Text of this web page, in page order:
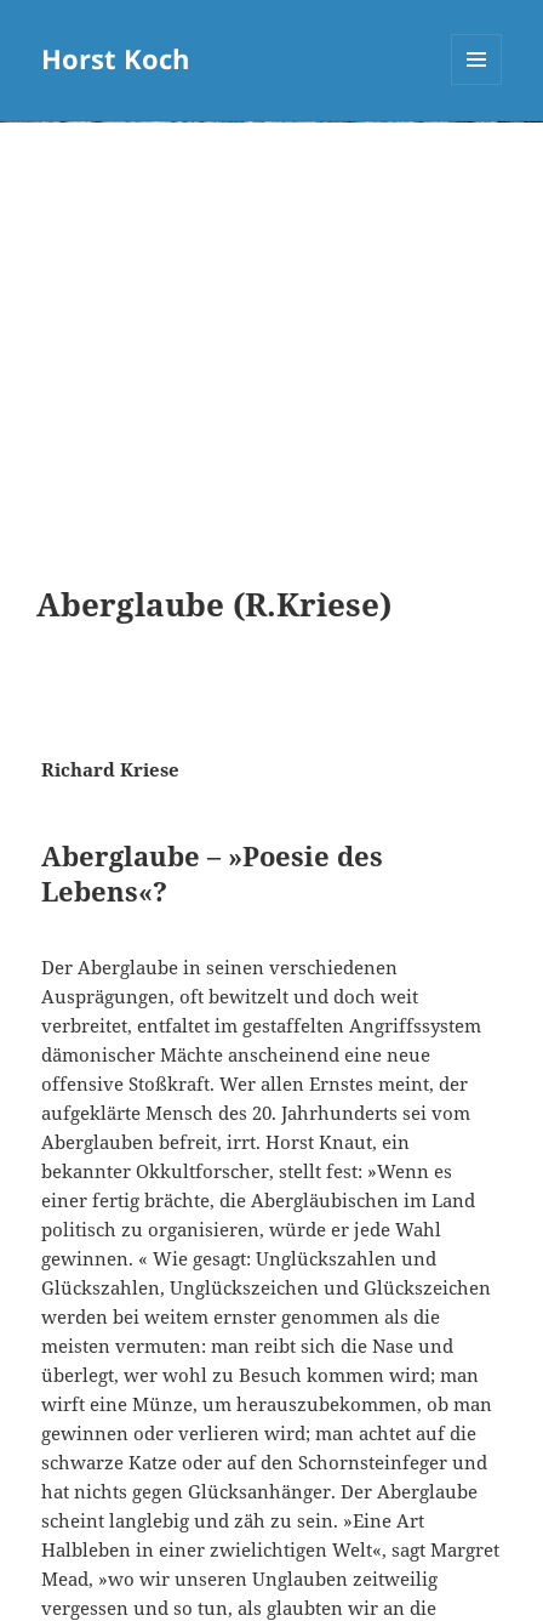
Horst Koch
Aberglaube (R.Kriese)
Richard Kriese
Aberglaube – »Poesie des
Lebens«?
Der Aberglaube in seinen verschiedenen
Ausprägungen, oft bewitzelt und doch weit
verbreitet, entfaltet im gestaffelten Angriffssystem
dämonischer Mächte anscheinend eine neue
offensive Stoßkraft. Wer allen Ernstes meint, der
aufgeklärte Mensch des 20. Jahrhunderts sei vom
Aberglauben befreit, irrt. Horst Knaut, ein
bekannter Okkultforscher, stellt fest: »Wenn es
einer fertig brächte, die Abergläubischen im Land
politisch zu organisieren, würde er jede Wahl
gewinnen. « Wie gesagt: Unglückszahlen und
Glückszahlen, Unglückszeichen und Glückszeichen
werden bei weitem ernster genommen als die
meisten vermuten: man reibt sich die Nase und
überlegt, wer wohl zu Besuch kommen wird; man
wirft eine Münze, um herauszubekommen, ob man
gewinnen oder verlieren wird; man achtet auf die
schwarze Katze oder auf den Schornsteinfeger und
hat nichts gegen Glücksanhänger. Der Aberglaube
scheint langlebig und zäh zu sein. »Eine Art
Halbleben in einer zwielichtigen Welt«, sagt Margret
Mead, »wo wir unseren Unglauben zeitweilig
vergessen und so tun, als glaubten wir an die